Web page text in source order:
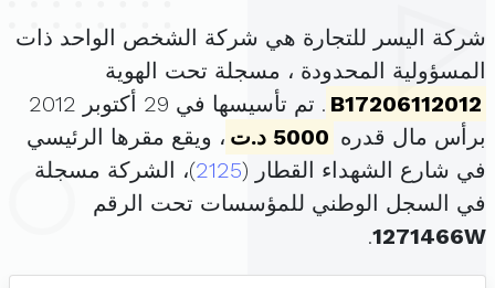
شركة اليسر للتجارة هي شركة الشخص الواحد ذات
المسؤولية المحدودة ، مسجلة تحت الهوية
B17206112012
. تم تأسيسها في 29 أكتوبر 2012
برأس مال قدره 5000 د.ت
، ويقع مقرها الرئيسي
في شارع الشهداء القطار (2125)، الشركة مسجلة
في السجل الوطني للمؤسسات تحت الرقم
1271466W
.